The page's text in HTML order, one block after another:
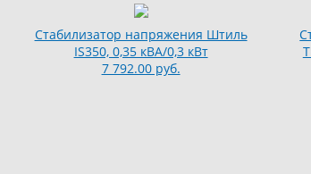
Стабилизатор напряжения Штиль
IS350, 0,35 кВА/0,3 кВт
7 792.00 руб.